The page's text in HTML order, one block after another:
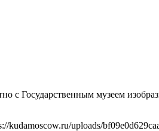
с Государственным музеем
kudamoscow.ru/uploads/